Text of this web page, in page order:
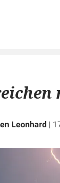
Leonhard |